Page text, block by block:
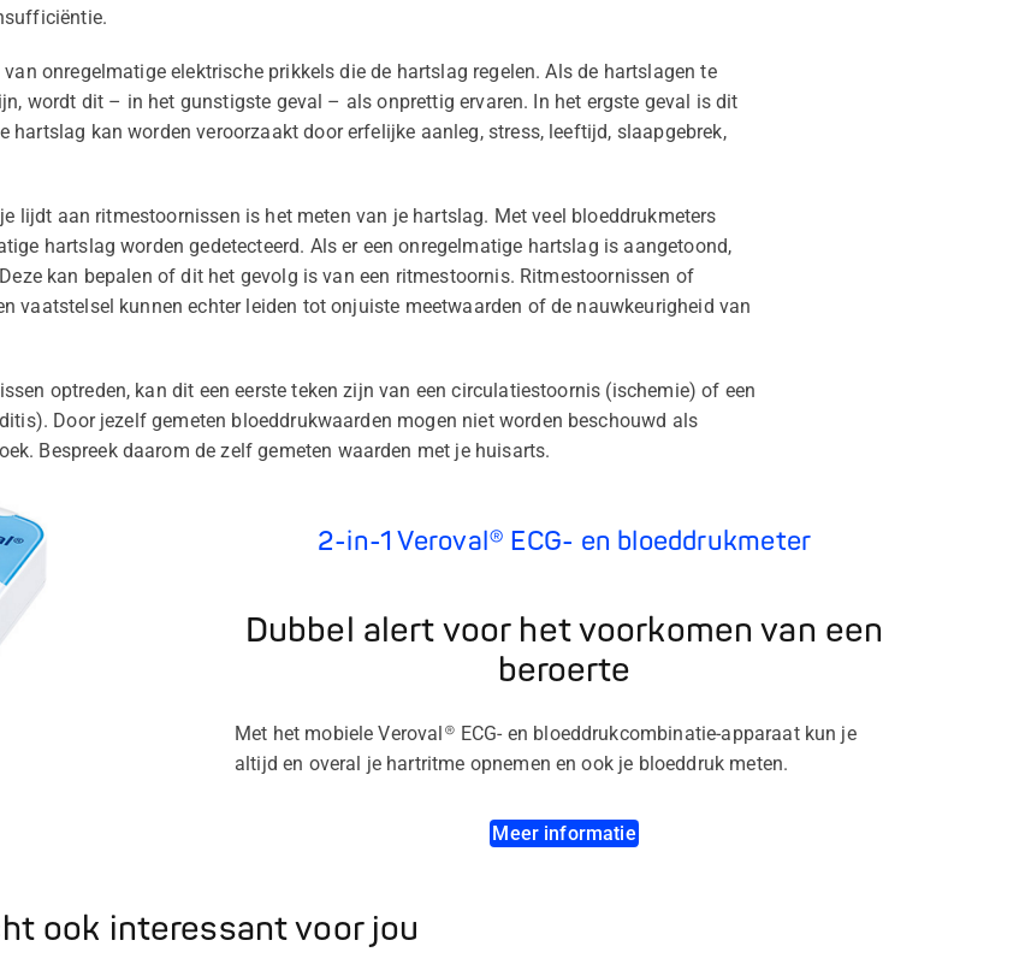
onregelmatige elektrische prikkels die de hartslag regelen. Als de hartslagen te
wordt dit – in het gunstigste geval – als onprettig ervaren. In het ergste geval is dit
hartslag kan worden veroorzaakt door erfelijke aanleg, stress, leeftijd, slaapgebrek,
lijdt aan ritmestoornissen is het meten van je hartslag. Met veel bloeddrukmeters
hartslag worden gedetecteerd. Als er een onregelmatige hartslag is aangetoond,
kan bepalen of dit het gevolg is van een ritmestoornis. Ritmestoornissen of
vaatstelsel kunnen echter leiden tot onjuiste meetwaarden of de nauwkeurigheid van
optreden, kan dit een eerste teken zijn van een circulatiestoornis (ischemie) of een
Door jezelf gemeten bloeddrukwaarden mogen niet worden beschouwd als
Bespreek daarom de zelf gemeten waarden met je huisarts.
Dubbel alert voor het voorkomen van een
beroerte
2-in-1 Veroval® ECG- en bloeddrukmeter
Met het mobiele Veroval® ECG- en bloeddrukcombinatie-apparaat kun je
altijd en overal je hartritme opnemen en ook je bloeddruk meten.
Meer informatie
ook interessant voor jou